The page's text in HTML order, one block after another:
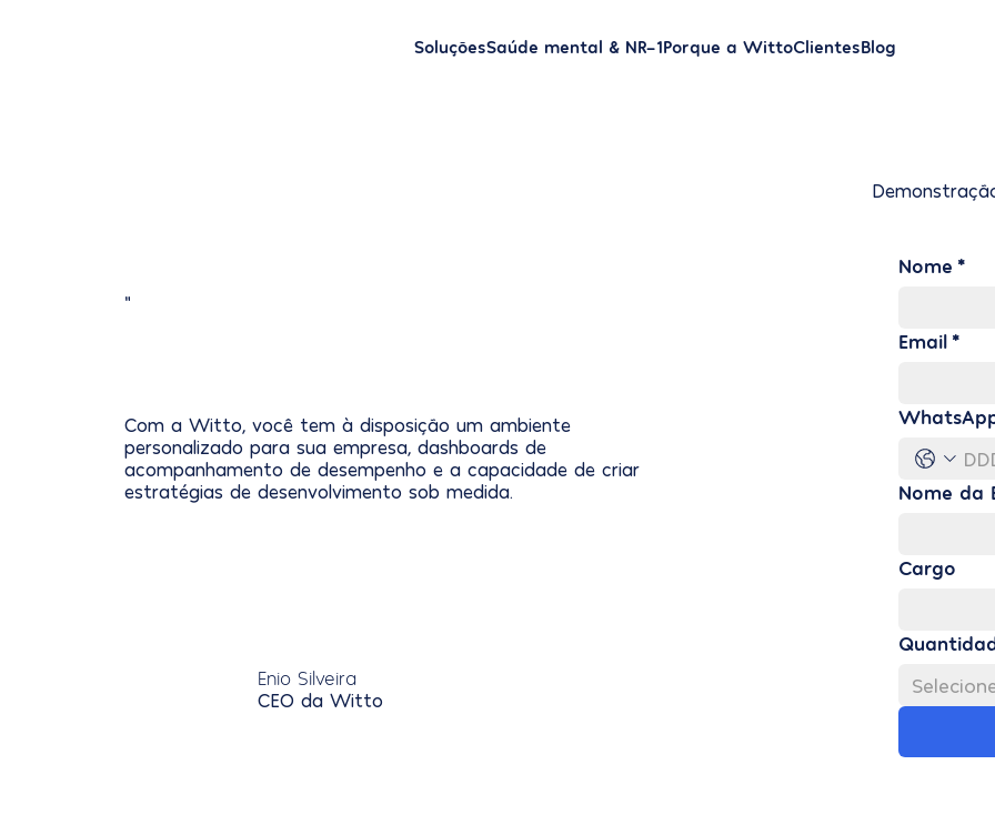
SoluçõesSaúde mental & NR-1Porque a WittoClientesBlog
Com a Witto, você tem à disposição um ambiente
personalizado para sua empresa, dashboards de
acompanhamento de desempenho e a capacidade de criar
estratégias de desenvolvimento sob medida.
"
Enio Silveira
CEO da Witto
Nome *
Email *
Nome da
Cargo